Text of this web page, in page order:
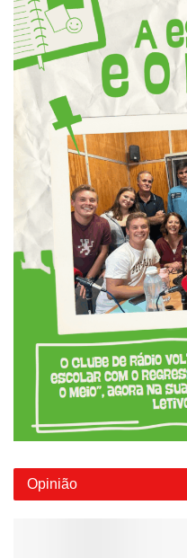
Opinião